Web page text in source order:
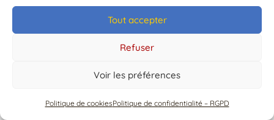
Tout accepter
Refuser
Voir les préférences
Politique de cookiesPolitique de confidentialité – RGPD
© Mairie de Chaource [2004-2024] | Tous droits réservés.